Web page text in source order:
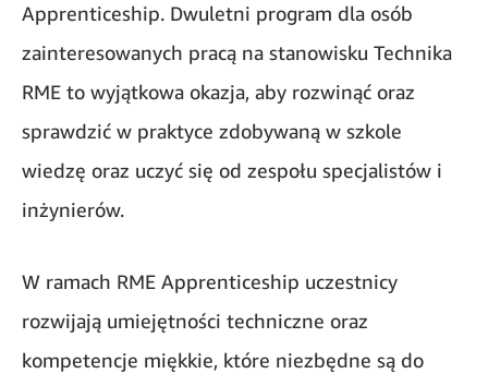
Apprenticeship. Dwuletni program dla osób
zainteresowanych pracą na stanowisku Technika
RME to wyjątkowa okazja, aby rozwinąć oraz
sprawdzić w praktyce zdobywaną w szkole
wiedzę oraz uczyć się od zespołu specjalistów i
inżynierów.
W ramach RME Apprenticeship uczestnicy
rozwijają umiejętności techniczne oraz
kompetencje miękkie, które niezbędne są do